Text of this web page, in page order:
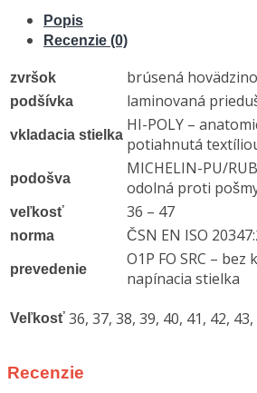
Popis
Recenzie (0)
zvršok brúsená
podšívka laminovaná
vkladacia stielka
HI-POLY –
potiahnutá
podošva
MICHELIN-PU/
odolná proti
veľkosť 36 – 47
norma ČSN EN ISO
prevedenie
O1P FO SRC –
napínacia stielka
Veľkosť 36, 37, 38, 39, 40, 41, 42,
Recenzie